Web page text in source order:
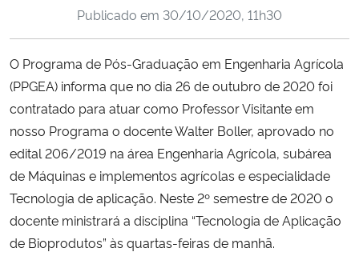
Ministério da Cidadania
Ministério de Minas e Energia
Ministério da Ciência, Tecnologia, Inovações e Comunicações
Ministério do Meio Ambiente
Ministério do Turismo
Publicado em 30/10/2020, 11h30
O Programa de Pós-Graduação em Engenharia Agrícola
(PPGEA) informa que no dia 26 de outubro de 2020 foi
contratado para atuar como Professor Visitante em
nosso Programa o docente Walter Boller, aprovado no
edital 206/2019 na área Engenharia Agrícola, subárea
de Máquinas e implementos agrícolas e especialidade
Tecnologia de aplicação. Neste 2º semestre de 2020 o
docente ministrará a disciplina “Tecnologia de Aplicação
de Bioprodutos” às quartas-feiras de manhã.